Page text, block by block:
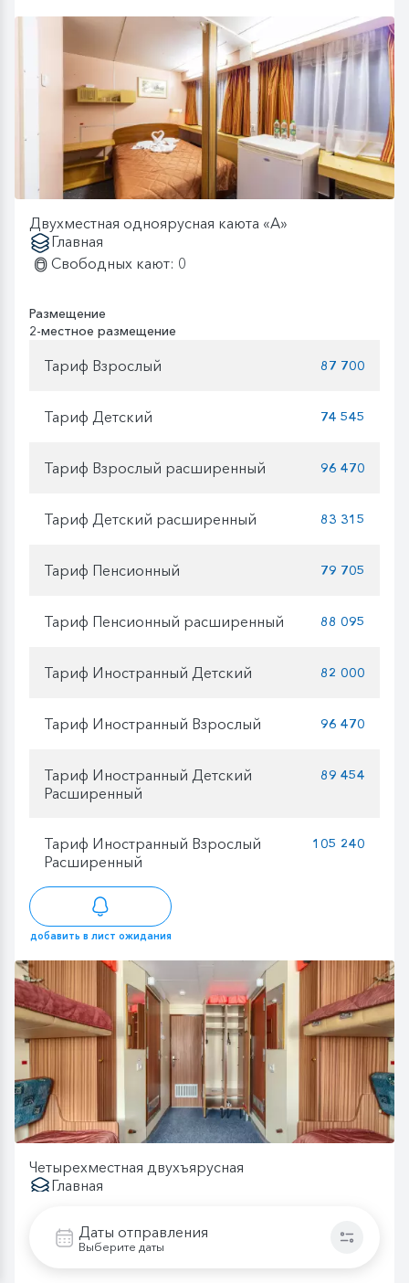
Даты отправления
Выберите даты
Двухместная одноярусная каюта «А»
Главная
Свободных кают: 0
Размещение
2-местное размещение
Тариф Взрослый 87 700
Тариф Детский 74 545
Тариф Взрослый расширенный 96 470
Тариф Детский расширенный 83 315
Тариф Пенсионный 79 705
Тариф Пенсионный расширенный 88 095
Тариф Иностранный Детский 82 000
Тариф Иностранный Взрослый 96 470
Тариф Иностранный Детский
Расширенный
89 454
Тариф Иностранный Взрослый
Расширенный
105 240
добавить в лист ожидания
Четырехместная двухъярусная
Главная